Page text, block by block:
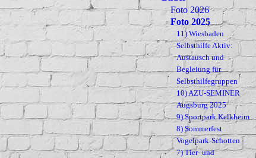
Foto 2026
Foto 2025
11) Wiesbaden
Selbsthilfe Aktiv:
Austausch und
Begleiung für
Selbsthilfegruppen
10) AZU-SEMINER
Augsburg 2025
9) Sportpark Kelkheim
8) Sommerfest
Vogelpark-Schotten
7) Tier- und